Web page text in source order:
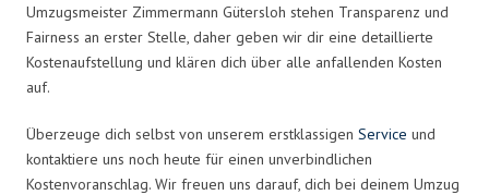
Umzugsmeister Zimmermann Gütersloh stehen Transparenz und
Fairness an erster Stelle, daher geben wir dir eine detaillierte
Kostenaufstellung und klären dich über alle anfallenden Kosten
auf.
Überzeuge dich selbst von unserem erstklassigen Service und
kontaktiere uns noch heute für einen unverbindlichen
Kostenvoranschlag. Wir freuen uns darauf, dich bei deinem Umzug